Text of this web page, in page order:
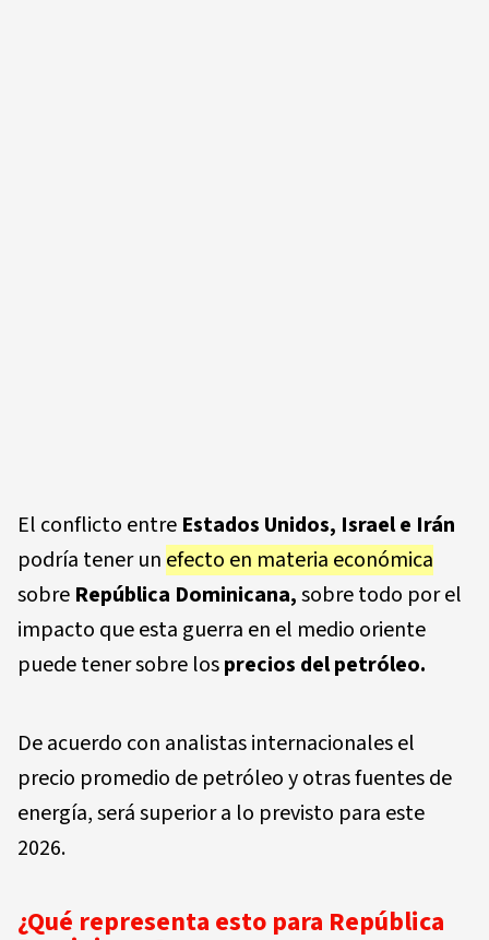
El conflicto entre Estados Unidos, Israel e Irán
podría tener un efecto en materia económica
sobre República Dominicana,sobre todo por el
impacto que esta guerra en el medio oriente
puede tener sobre losprecios del petróleo.
De acuerdo con analistas internacionales el
precio promedio de petróleo y otras fuentes de
energía, será superior a lo previsto para este
2026.
¿Qué representa esto para República